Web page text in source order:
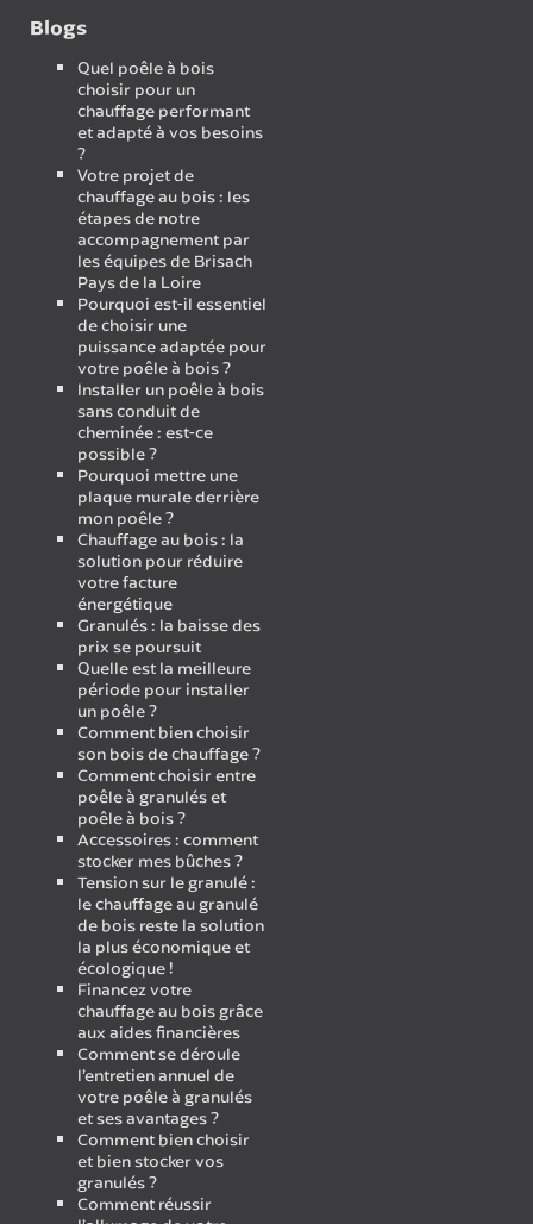
Blogs
Quel poêle à bois
choisir pour un
chauffage performant
et adapté à vos besoins
?
Votre projet de
chauffage au bois : les
étapes de notre
accompagnement par
les équipes de Brisach
Pays de la Loire
Pourquoi est-il essentiel
de choisir une
puissance adaptée pour
votre poêle à bois ?
Installer un poêle à bois
sans conduit de
cheminée : est-ce
possible ?
Pourquoi mettre une
plaque murale derrière
mon poêle ?
Chauffage au bois : la
solution pour réduire
votre facture
énergétique
Granulés : la baisse des
prix se poursuit
Quelle est la meilleure
période pour installer
un poêle ?
Comment bien choisir
son bois de chauffage ?
Comment choisir entre
poêle à granulés et
poêle à bois ?
Accessoires : comment
stocker mes bûches ?
Tension sur le granulé :
le chauffage au granulé
de bois reste la solution
la plus économique et
écologique !
Financez votre
chauffage au bois grâce
aux aides financières
Comment se déroule
l’entretien annuel de
votre poêle à granulés
et ses avantages ?
Comment bien choisir
et bien stocker vos
granulés ?
Comment réussir